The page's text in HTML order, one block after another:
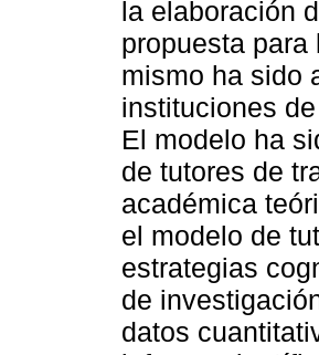
la elaboración
propuesta
mismo ha sido
instituciones
El modelo ha
de tutores de
académica
el modelo de
estrategias
de
datos